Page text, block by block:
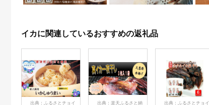
イカに関連しているおすすめの返礼品
出典：ふるさとチョイ
出典：楽天ふるさと納
出典：ふるさとチョイ